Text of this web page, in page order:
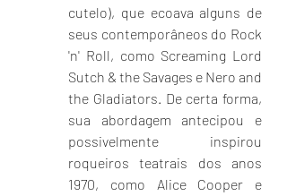
cutelo), que ecoava alguns de
seus contemporâneos do Rock
'n' Roll, como Screaming Lord
Sutch & the Savages e Nero and
the Gladiators. De certa forma,
sua abordagem antecipou e
possivelmente inspirou
roqueiros teatrais dos anos
1970, como Alice Cooper e